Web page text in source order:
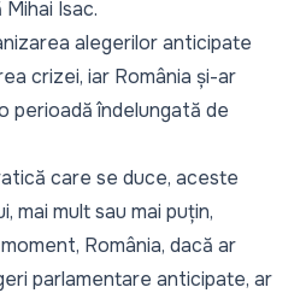
Isac.
alegerilor anticipate
crizei, iar România și-ar
perioadă îndelungată de
care se duce, aceste
mai mult sau mai puțin,
România, dacă ar
parlamentare anticipate, ar